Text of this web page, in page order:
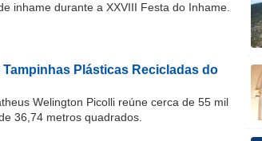
inhame durante a XXVIII Festa do Inhame.
Plásticas Recicladas do
Welington Picolli reúne cerca de 55 mil
36,74 metros quadrados.